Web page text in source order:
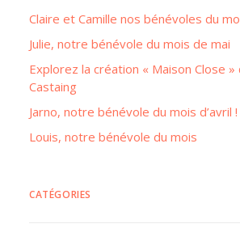
Claire et Camille nos bénévoles du
Julie, notre bénévole du mois de mai
Explorez la création « Maison Close »
Castaing
Jarno, notre bénévole du mois d’avril !
Louis, notre bénévole du mois
CATÉGORIES